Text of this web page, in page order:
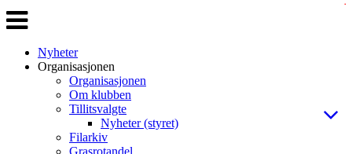
Veksle
navigasjon
Nyheter
Organisasjonen
Organisasjonen
Om klubben
Tillitsvalgte
Nyheter (styret)
Filarkiv